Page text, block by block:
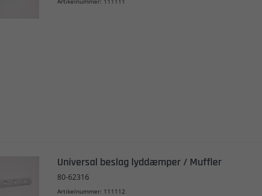
Universal beslag lyddæmper / Muffler
80-62316
Artikelnummer: 111112